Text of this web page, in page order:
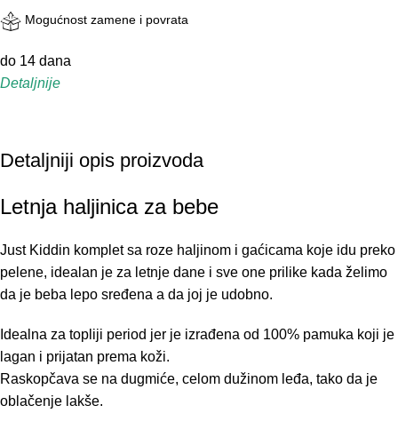
Mogućnost zamene i povrata
do 14 dana
Detaljnije
Detaljniji opis proizvoda
Letnja haljinica za bebe
Just Kiddin komplet sa roze haljinom i gaćicama koje idu preko
pelene, idealan je za letnje dane i sve one prilike kada želimo
da je beba lepo sređena a da joj je udobno.
Idealna za topliji period jer je izrađena od 100% pamuka koji je
lagan i prijatan prema koži.
Raskopčava se na dugmiće, celom dužinom leđa, tako da je
oblačenje lakše.